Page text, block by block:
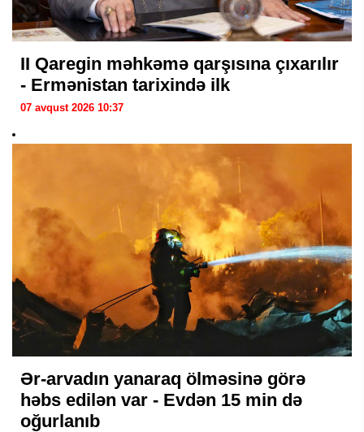
II Qaregin məhkəmə qarşısına çıxarılır
- Ermənistan tarixində ilk
07 avqust 2026 10:37
Ər-arvadın yanaraq ölməsinə görə
həbs edilən var - Evdən 15 min də
oğurlanıb